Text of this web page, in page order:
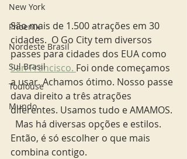
New York
Phoenix
Nordeste Brasil
Sul Brasil
Toulouse
Mundo
São mais de 1.500 atrações em 30
cidades.  O Go City tem diversos
passes para cidades dos EUA como
San Francisco. Foi onde começamos
a usar. Achamos ótimo. Nosso passe
dava direito a três atrações
diferentes. Usamos tudo e AMAMOS.
  Mas há diversas opções e estilos.
Então, é só escolher o que mais
combina contigo.